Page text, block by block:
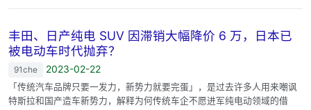
丰田、日产纯电 SUV 因滞销大幅降价 6 万，日本已
被电动车时代抛弃？
91che 2023-02-22
「传统汽车品牌只要一发力，新势力就要完蛋」，是过去许多人用来嘲讽
特斯拉和国产造车新势力，解释为何传统车企不愿进军纯电动领域的借